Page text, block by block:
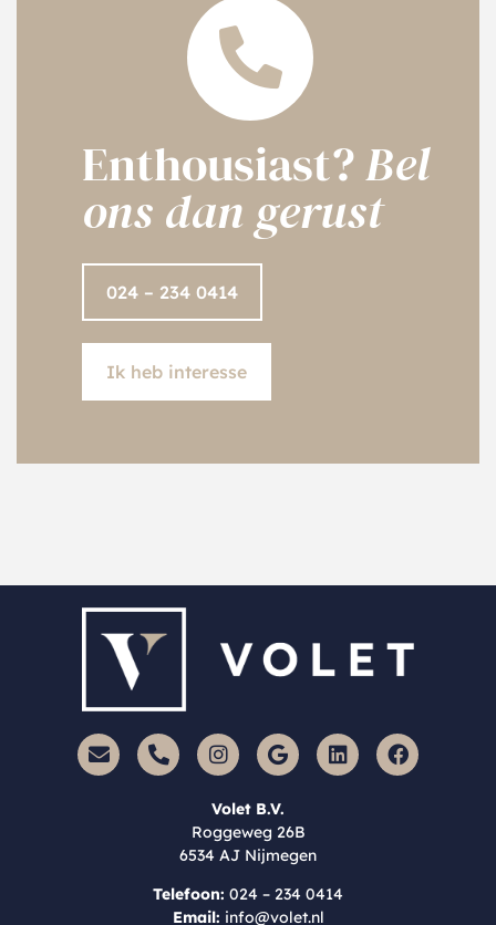
Enthousiast?Bel
ons dan gerust
024 – 234 0414
Ik heb interesse
Volet B.V.
Roggeweg 26B
6534 AJ Nijmegen
Telefoon: 024 – 234 0414
Email: info@volet.nl